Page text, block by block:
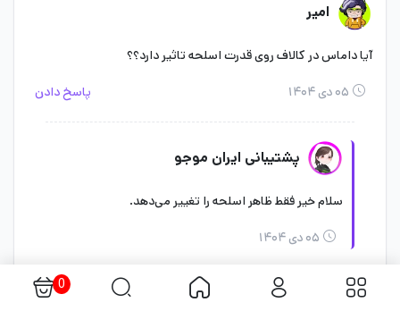
امیر
آیا داماس در کالاف روی قدرت اسلحه تاثیر دارد؟؟
۰۵ دی ۱۴۰۴ پاسخ دادن
پشتیبانی ایران موجو
سلام خیر فقط ظاهر اسلحه را تغییر می‌دهد.
۰۵ دی ۱۴۰۴
0